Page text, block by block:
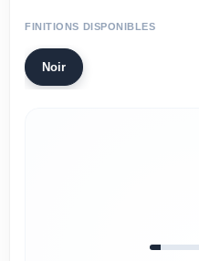
FINITIONS DISPONIBLES
Noir